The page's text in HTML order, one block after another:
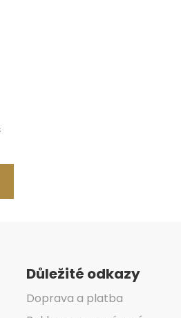
Důležité odkazy
Doprava a platba